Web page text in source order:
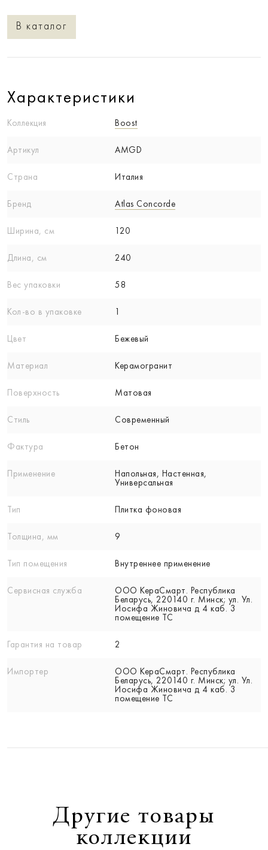
В каталог
Характеристики
Коллекция Boost
Артикул AMGD
Страна Италия
Бренд Atlas Concorde
Ширина, см 120
Длина, см 240
Вес упаковки 58
Кол-вo в упаковке 1
Цвет Бежевый
Материал Керамогранит
Поверхность Матовая
Стиль Современный
Фактура Бетон
Применение
Напольная, Настенная,
Универсальная
Тип Плитка фоновая
Толщина, мм 9
Тип помещения Внутреннее применение
Сервисная служба
ООО КераСмарт. Республика
Беларусь, 220140 г. Минск; ул. Ул.
Иосифа Жиновича д 4 каб. 3
помещение ТС
Гарантия на товар 2
Импортер
ООО КераСмарт. Республика
Беларусь, 220140 г. Минск; ул. Ул.
Иосифа Жиновича д 4 каб. 3
помещение ТС
Другие товары
коллекции